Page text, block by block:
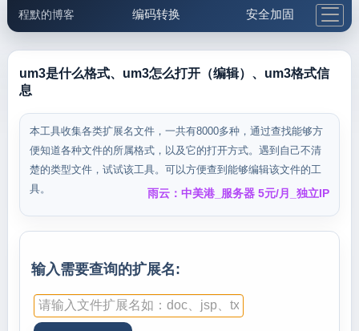
程默的博客 编码转换 安全加固
邮件工具 生活便民 更多工具
um3是什么格式、um3怎么打开（编辑）、um3格式信
息
本工具收集各类扩展名文件，一共有8000多种，通过查找能够方
便知道各种文件的所属格式，以及它的打开方式。遇到自己不清
楚的类型文件，试试该工具。可以方便查到能够编辑该文件的工
具。
雨云：中美港_服务器 5元/月_独立IP
输入需要查询的扩展名: